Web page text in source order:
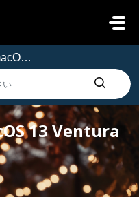
の互換性
13 Ventura